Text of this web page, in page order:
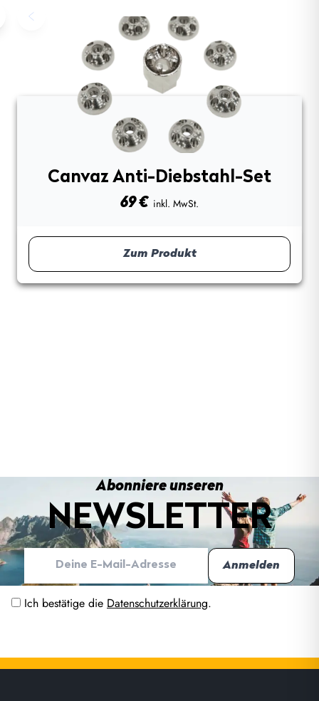
Canvaz Anti-Diebstahl-Set
69€ inkl. MwSt.
Zum Produkt
Abonniere unseren
NEWSLETTER
Ich bestätige die Datenschutzerklärung.